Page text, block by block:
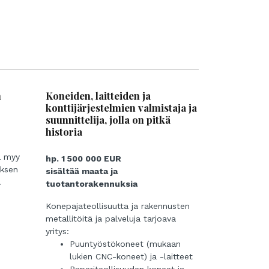
myy
Koneiden, laitteiden ja
konttijärjestelmien valmistaja ja
suunnittelija, jolla on pitkä
historia
hp. 1 500 000 EUR
sisältää maata ja
tuotantorakennuksia
Konepajateollisuutta ja rakennusten
metallitöitä ja palveluja tarjoava
yritys:
Puuntyöstökoneet (mukaan
lukien CNC-koneet) ja -laitteet